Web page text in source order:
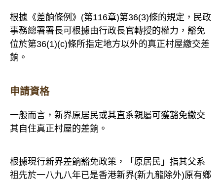
根據《差餉條例》(第116章)第36(3)條的規定，民政
事務總署署長可根據由行政長官轉授的權力，豁免
位於第36(1)(c)條所指定地方以外的真正村屋繳交差
餉。
申請資格
一般而言，新界原居民或其直系親屬可獲豁免繳交
其自住真正村屋的差餉。
根據現行新界差餉豁免政策，「原居民」指其父系
祖先於一八九八年已是香港新界(新九龍除外)原有鄉